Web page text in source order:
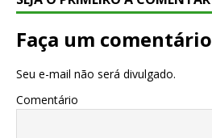
Faça um comentário
Seu e-mail não será divulgado.
Comentário